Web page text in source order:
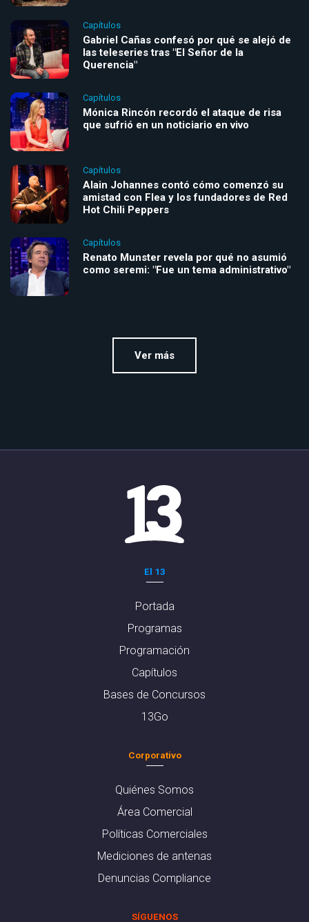
Capítulos
Gabriel Cañas confesó por qué se alejó de
las teleseries tras "El Señor de la
Querencia"
Capítulos
Mónica Rincón recordó el ataque de risa
que sufrió en un noticiario en vivo
Capítulos
Alain Johannes contó cómo comenzó su
amistad con Flea y los fundadores de Red
Hot Chili Peppers
Capítulos
Renato Munster revela por qué no asumió
como seremi: "Fue un tema administrativo"
Ver más
El 13
Portada
Programas
Programación
Capítulos
Bases de Concursos
13Go
Corporativo
Quiénes Somos
Área Comercial
Políticas Comerciales
Mediciones de antenas
Denuncias Compliance
SÍGUENOS